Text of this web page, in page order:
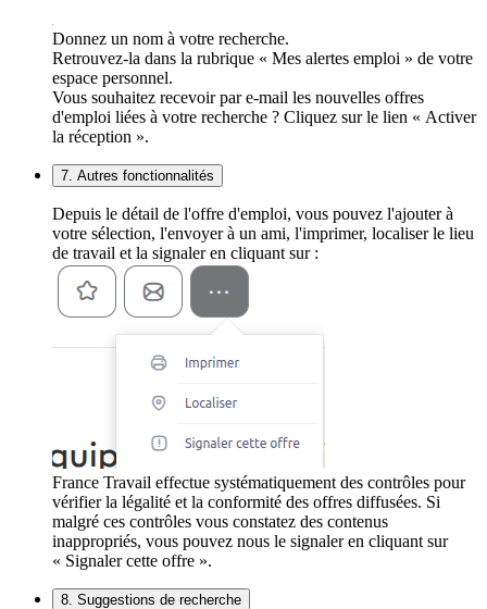
Donnez un nom à votre recherche.
Retrouvez-la dans la rubrique « Mes alertes emploi » de votre
espace personnel.
Vous souhaitez recevoir par e-mail les nouvelles offres
d'emploi liées à votre recherche ? Cliquez sur le lien « Activer
la réception ».
7. Autres fonctionnalités
Depuis le détail de l'offre d'emploi, vous pouvez l'ajouter à
votre sélection, l'envoyer à un ami, l'imprimer, localiser le lieu
de travail et la signaler en cliquant sur :
France Travail effectue systématiquement des contrôles pour
vérifier la légalité et la conformité des offres diffusées. Si
malgré ces contrôles vous constatez des contenus
inappropriés, vous pouvez nous le signaler en cliquant sur
« Signaler cette offre ».
8. Suggestions de recherche